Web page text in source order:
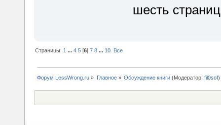
шесть
Страницы: 1 ...4 5 [6]7 8 ... 10 Все
Форум LessWrong.ru » Главное» Обсуждение книги(Модератор: fil0sof)